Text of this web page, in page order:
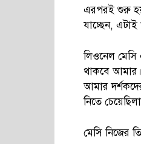
এরপরই শুরু হয়
যাচ্ছেন, এটাই
লিওনেল
থাকবে
আমার
নিতে
মেসি নিজের